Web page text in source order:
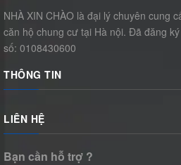
NHÀ XIN CHÀO là đại lý chuyên cung
căn hộ chung cư tại Hà nội. Đã đăng
số: 0108430600
THÔNG TIN
LIÊN HỆ
Bạn cần hỗ trợ ?